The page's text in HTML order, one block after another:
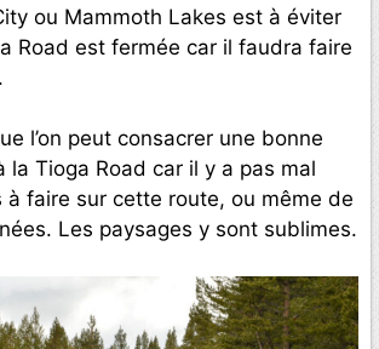
ou Mammoth Lakes est à éviter
Road est fermée car il faudra faire
l’on peut consacrer une bonne
la Tioga Road car il y a pas mal
à faire sur cette route, ou même de
Les paysages y sont sublimes.